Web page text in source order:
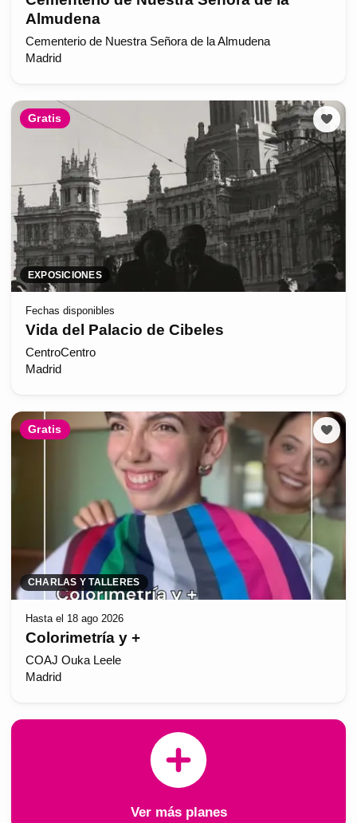
Almudena
Cementerio de Nuestra Señora de la Almudena
Madrid
Gratis
EXPOSICIONES
Fechas disponibles
Vida del Palacio de Cibeles
CentroCentro
Madrid
Gratis
CHARLAS Y TALLERES
Hasta el 18 ago 2026
Colorimetría y +
COAJ Ouka Leele
Madrid
Ver más planes